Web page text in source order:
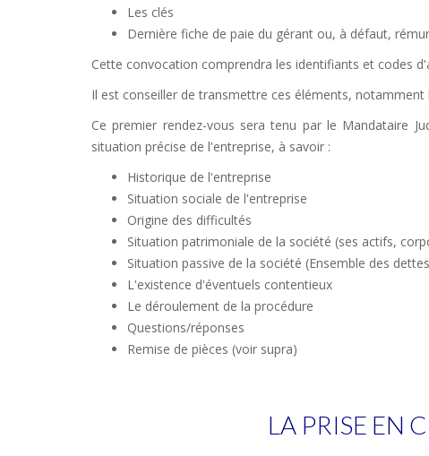
Les clés
Dernière fiche de paie du gérant ou, à défaut,
Cette convocation comprendra les identifiants et codes
Il est conseiller de transmettre ces éléments,
Ce premier rendez-vous sera tenu par le Mandataire
situation précise de l'entreprise, à savoir :
Historique de l'entreprise
Situation sociale de l'entreprise
Origine des difficultés
Situation patrimoniale de la société (ses actifs,
Situation passive de la société (Ensemble des
L'existence d'éventuels contentieux
Le déroulement de la procédure
Questions/réponses
Remise de pièces (voir supra)
LA PRISE EN